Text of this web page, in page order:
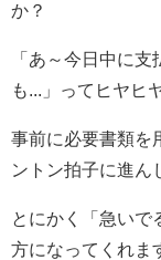
か？
「あ～今日中に
も...」ってヒヤヒ
事前に必要書類を
ントン拍子に進ん
とにかく「急いで
方になってくれま